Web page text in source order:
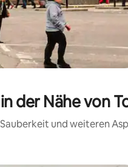
der Nähe von
und weiteren